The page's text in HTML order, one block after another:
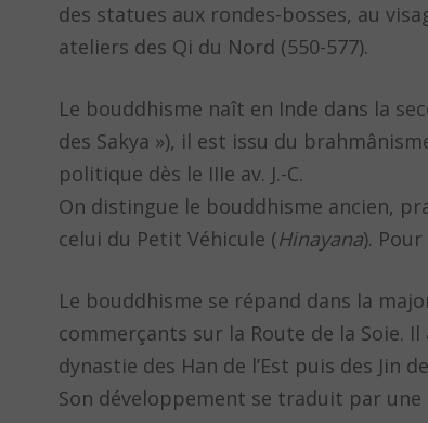
des statues aux rondes-bosses, au
ateliers des Qi du Nord (550-577).
Le bouddhisme naît en Inde dans la
des Sakya »), il est issu du
politique dès le IIIe av. J.-C.
On distingue le bouddhisme ancien,
celui du Petit Véhicule (Hinayana).
Le bouddhisme se répand dans la
commerçants sur la Route de la Soie.
dynastie des Han de l’Est puis des Jin
Son développement se traduit par